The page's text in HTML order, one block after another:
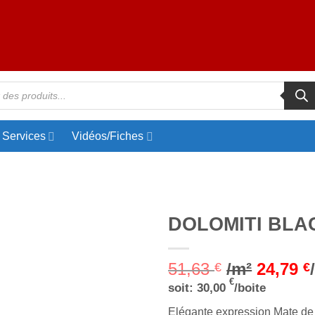
Services Vidéos/Fiches
DOLOMITI
51,63€ /m² 24,79€
soit: 30,00 €/boite
Elégante expression Mate